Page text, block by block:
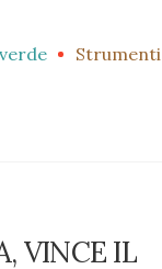
Strumenti
VINCE IL